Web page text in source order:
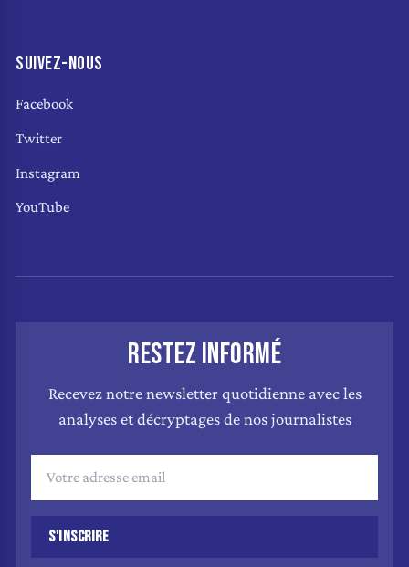
SUIVEZ-NOUS
Facebook
Twitter
Instagram
YouTube
RESTEZ INFORMÉ
Recevez notre newsletter quotidienne avec les
analyses et décryptages de nos journalistes
S'INSCRIRE